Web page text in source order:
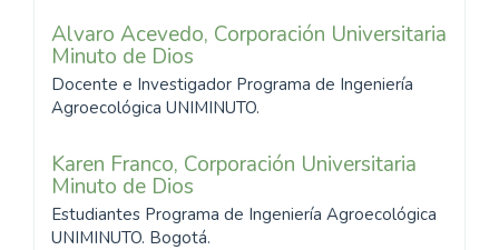
Alvaro Acevedo, Corporación Universitaria
Minuto de Dios
Docente e Investigador Programa de Ingeniería
Agroecológica UNIMINUTO.
Karen Franco, Corporación Universitaria
Minuto de Dios
Estudiantes Programa de Ingeniería Agroecológica
UNIMINUTO. Bogotá.